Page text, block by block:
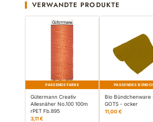
VERWANDTE PRODUKTE
PASSENDE FARBE
Gütermann Creativ
Allesnäher No.100 100m
rPET Fb.895
3,11 €
PASSENDES
Bio Bündchenware
GOTS - ocker
11,00 €